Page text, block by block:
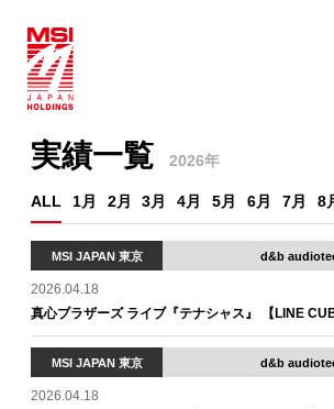
実績一覧 2026年
ALL 1月 2月 3月 4月 5月 6月 7月 8
MSI JAPAN 東京 d&b
2026.04.18
真心ブラザーズ ライブ『テナシャス』 【LINE
MSI JAPAN 東京 d&b
2026.04.18